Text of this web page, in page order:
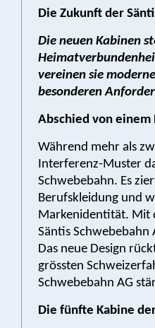
Die Zukunft der
Die neuen Kabinen
vereinen sie
besonderen
Abschied von einem
Während mehr als
Interferenz-Muster
Schwebebahn. Es
Berufskleidung und
Markenidentität. Mit
Säntis Schwebebahn
Das neue Design
grössten
Schwebebahn AG
Die fünfte Kabine